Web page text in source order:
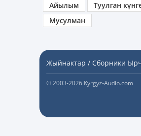
Айылым
Туулган
Мусулман
Жыйнактар / Сборники
© 2003-2026 Kyrgyz-Audio.com